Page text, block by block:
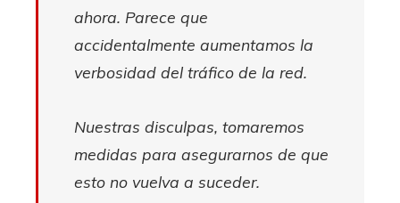
ahora. Parece que
accidentalmente aumentamos la
verbosidad del tráfico de la red.
Nuestras disculpas, tomaremos
medidas para asegurarnos de que
esto no vuelva a suceder.